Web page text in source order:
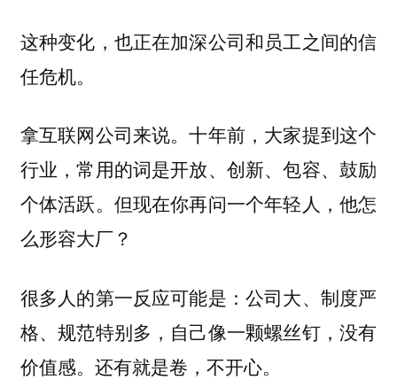
这种变化，也正在加深公司和员工之间的信
任危机。
拿互联网公司来说。十年前，大家提到这个
行业，常用的词是开放、创新、包容、鼓励
个体活跃。但现在你再问一个年轻人，他怎
么形容大厂？
很多人的第一反应可能是：公司大、制度严
格、规范特别多，自己像一颗螺丝钉，没有
价值感。还有就是卷，不开心。